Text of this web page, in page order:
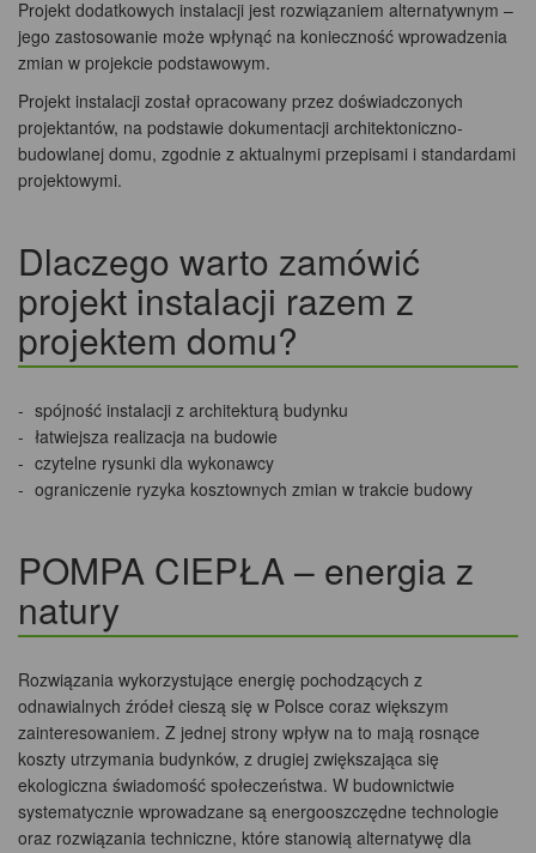
Projekt dodatkowych instalacji jest rozwiązaniem alternatywnym –
jego zastosowanie może wpłynąć na konieczność wprowadzenia
zmian w projekcie podstawowym.
Projekt instalacji został opracowany przez doświadczonych
projektantów, na podstawie dokumentacji architektoniczno-
budowlanej domu, zgodnie z aktualnymi przepisami i standardami
projektowymi.
Dlaczego warto zamówić
projekt instalacji razem z
projektem domu?
spójność instalacji z architekturą budynku
łatwiejsza realizacja na budowie
czytelne rysunki dla wykonawcy
ograniczenie ryzyka kosztownych zmian w trakcie budowy
POMPA CIEPŁA – energia z
natury
Rozwiązania wykorzystujące energię pochodzących z
odnawialnych źródeł cieszą się w Polsce coraz większym
zainteresowaniem. Z jednej strony wpływ na to mają rosnące
koszty utrzymania budynków, z drugiej zwiększająca się
ekologiczna świadomość społeczeństwa. W budownictwie
systematycznie wprowadzane są energooszczędne technologie
oraz rozwiązania techniczne, które stanowią alternatywę dla